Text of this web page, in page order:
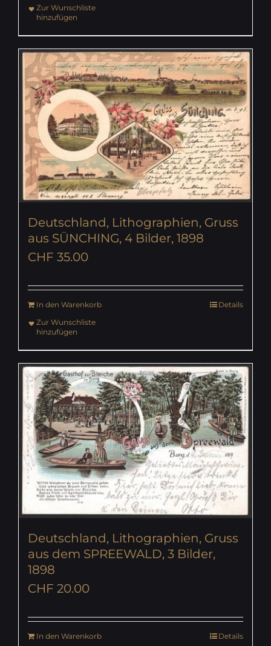
Zur Wunschliste
hinzufügen
Deutschland, Lithographien, Gruss
aus SÜNCHING, 4 Bilder, 1898
CHF 35.00
In den Warenkorb
Details
Zur Wunschliste
hinzufügen
Deutschland, Lithographien, Gruss
aus dem SPREEWALD, 3 Bilder,
1898
CHF 20.00
In den Warenkorb Details